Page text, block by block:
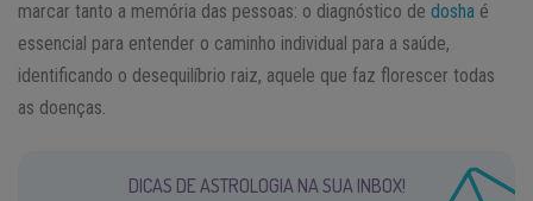
marcar tanto a memória das pessoas: o diagnóstico de dosha é
essencial para entender o caminho individual para a saúde,
identificando o desequilíbrio raiz, aquele que faz florescer todas
as doenças.
DICAS DE ASTROLOGIA NA SUA INBOX!